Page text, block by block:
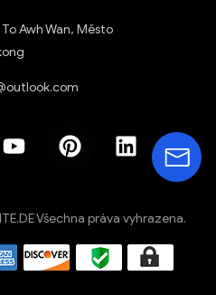
Awh Wan, Město
Všechna práva vyhrazena.